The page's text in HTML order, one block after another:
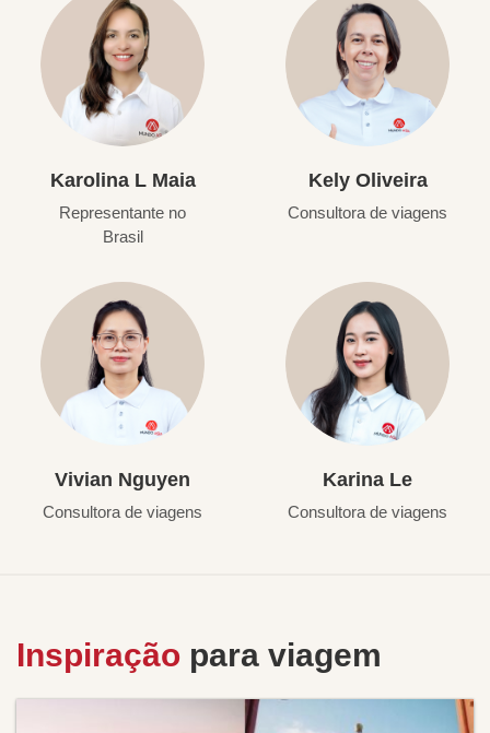
Karolina L Maia
Representante no
Brasil
Kely Oliveira
Consultora de viagens
Vivian Nguyen
Consultora de viagens
Karina Le
Consultora de viagens
Inspiração para viagem